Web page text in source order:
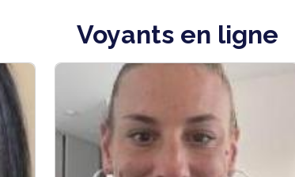
Voyants en ligne